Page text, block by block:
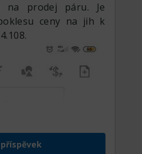
na prodej páru. Je
ceny na jih k